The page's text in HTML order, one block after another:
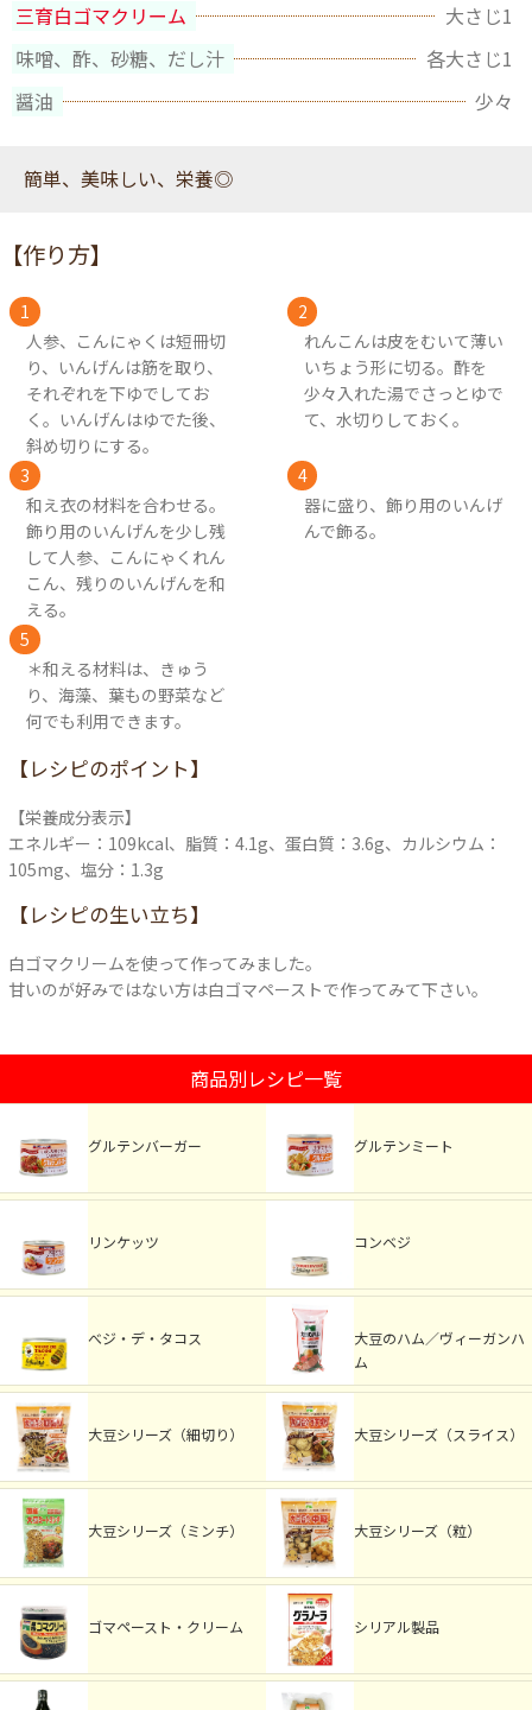
三育白ゴマクリーム
大さじ1
味噌、酢、砂糖、だし汁
各大さじ1
醤油
少々
簡単、美味しい、栄養◎
【作り方】
人参、こんにゃくは短冊切
り、いんげんは筋を取り、
それぞれを下ゆでしてお
く。いんげんはゆでた後、
斜め切りにする。
れんこんは皮をむいて薄い
いちょう形に切る。酢を
少々入れた湯でさっとゆで
て、水切りしておく。
和え衣の材料を合わせる。
飾り用のいんげんを少し残
して人参、こんにゃくれん
こん、残りのいんげんを和
える。
器に盛り、飾り用のいんげ
んで飾る。
＊和える材料は、きゅう
り、海藻、葉もの野菜など
何でも利用できます。
【レシピのポイント】
【栄養成分表示】
エネルギー：109kcal、脂質：4.1g、蛋白質：3.6g、カルシウム：
105mg、塩分：1.3g
【レシピの生い立ち】
白ゴマクリームを使って作ってみました。
甘いのが好みではない方は白ゴマペーストで作ってみて下さい。
商品別レシピ一覧
グルテンバーガー グルテンミート
リンケッツ コンベジ
べジ・デ・タコス
大豆のハム／ヴィーガンハ
ム
大豆シリーズ（細切り） 大豆シリーズ（スライス）
大豆シリーズ（ミンチ） 大豆シリーズ（粒）
ゴマペースト・クリーム シリアル製品